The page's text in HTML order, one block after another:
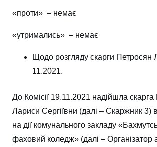
«проти» – немає
«утримались» – немає
Щодо розгляду скарги Петросян
11.2021.
До Комісії 19.11.2021 надійшла
Лариси Сергіївни (далі – Скаржник 3)
на дії комунального закладу
фаховий коледж» (далі – Організатор